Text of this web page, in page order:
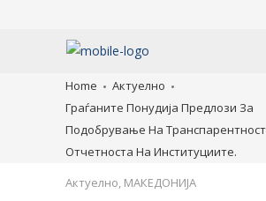
Home
Актуелно
Граѓаните Понудија Предлози За
Подобрување На
Отчетноста На Институциите.
Актуелно, МАКЕДОНИЈА